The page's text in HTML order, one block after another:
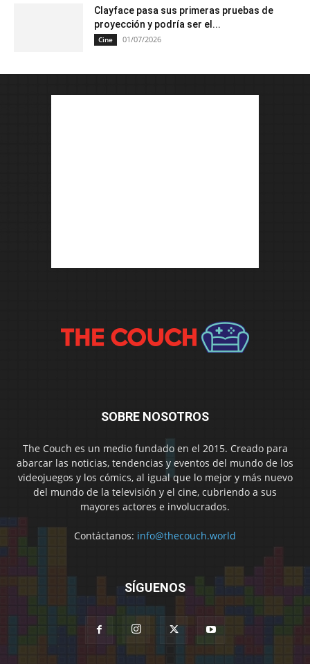
Clayface pasa sus primeras pruebas de
proyección y podría ser el...
Cine 01/07/2026
SOBRE NOSOTROS
The Couch es un medio fundado en el 2015. Creado para
abarcar las noticias, tendencias y eventos del mundo de los
videojuegos y los cómics, al igual que lo mejor y más nuevo
del mundo de la televisión y el cine, cubriendo a sus
mayores actores e involucrados.
Contáctanos: info@thecouch.world
SÍGUENOS